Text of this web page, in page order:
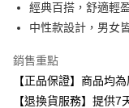
全家取貨付款
每筆NT$80，滿
經典百搭，舒適輕
中性款設計，男女
銷售重點
【正品保證】商品均
【退換貨服務】提供